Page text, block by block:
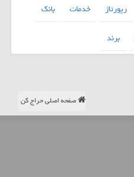
رپورتاژ خدمات
بانك
برند
صفحه اصلی حراج کن